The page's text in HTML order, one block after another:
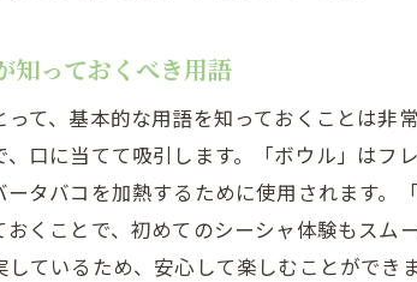
シーシャカ
シーシャを
シーシャの
シーシャ体
知っておくべき用語
って、基本的な用語を知っておくことは非
、口に当てて吸引します。「ボウル」は
タバコを加熱するために使用されます。
おくことで、初めてのシーシャ体験もス
しているため、安心して楽しむことがで